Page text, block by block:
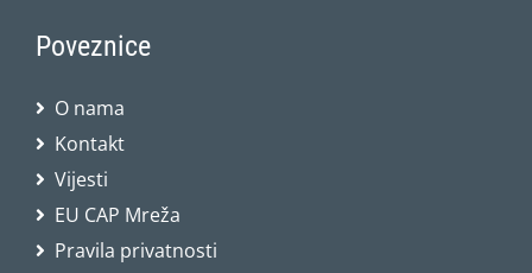
Poveznice
O nama
Kontakt
Vijesti
EU CAP Mreža
Pravila privatnosti